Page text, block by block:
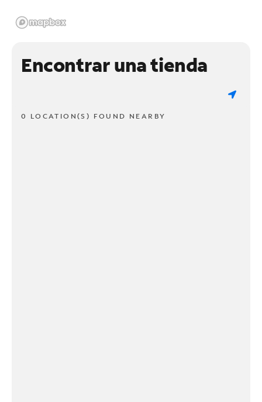
Encontrar una tienda
0 LOCATION(S) FOUND NEARBY